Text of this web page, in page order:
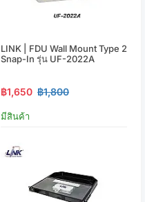
LINK | FDU Wall Mount Type 2
Snap-In รุ่น UF-2022A
฿1,650 ฿1,800
มีสินค้า